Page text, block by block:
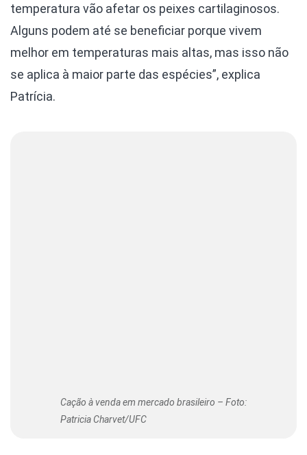
temperatura vão afetar os peixes cartilaginosos.
Alguns podem até se beneficiar porque vivem
melhor em temperaturas mais altas, mas isso não
se aplica à maior parte das espécies”, explica
Patrícia.
Cação à venda em mercado brasileiro – Foto:
Patricia Charvet/UFC